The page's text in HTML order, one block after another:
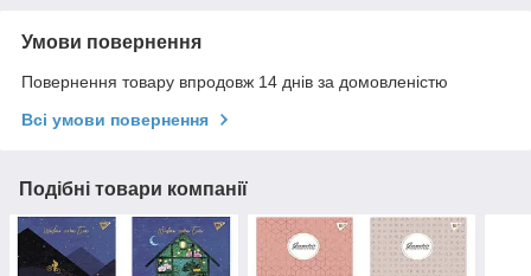
Умови повернення
Повернення товару впродовж 14 днів за домовленістю
Всі умови повернення
Подібні товари компанії